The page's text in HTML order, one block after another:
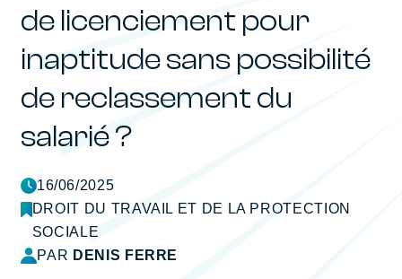
de licenciement pour
inaptitude sans possibilité
de reclassement du
salarié ?
16/06/2025
DROIT DU TRAVAIL ET DE LA PROTECTION
SOCIALE
PAR DENIS FERRE